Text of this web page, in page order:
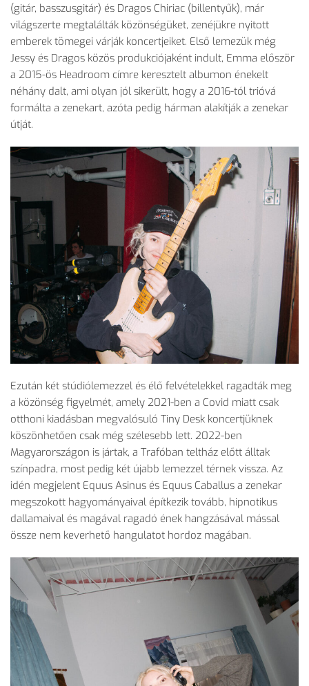
(gitár, basszusgitár) és Dragos Chiriac (billentyűk), már
világszerte megtalálták közönségüket, zenéjükre nyitott
emberek tömegei várják koncertjeiket. Első lemezük még
Jessy és Dragos közös produkciójaként indult, Emma először
a 2015-ös Headroom címre keresztelt albumon énekelt
néhány dalt, ami olyan jól sikerült, hogy a 2016-tól trióvá
formálta a zenekart, azóta pedig hárman alakítják a zenekar
útját.
Ezután két stúdiólemezzel és élő felvételekkel ragadták meg
a közönség figyelmét, amely 2021-ben a Covid miatt csak
otthoni kiadásban megvalósuló Tiny Desk koncertjüknek
köszönhetően csak még szélesebb lett. 2022-ben
Magyarországon is jártak, a Trafóban teltház előtt álltak
színpadra, most pedig két újabb lemezzel térnek vissza. Az
idén megjelent Equus Asinus és Equus Caballus a zenekar
megszokott hagyományaival építkezik tovább, hipnotikus
dallamaival és magával ragadó ének hangzásával mással
össze nem keverhető hangulatot hordoz magában.